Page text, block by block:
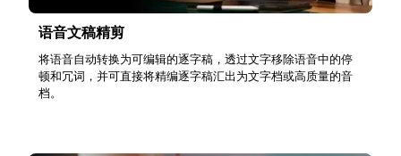
语音文稿精剪
将语音自动转换为可编辑的逐字稿，透过文字移除语音中的停
顿和冗词，并可直接将精编逐字稿汇出为文字档或高质量的音
档。